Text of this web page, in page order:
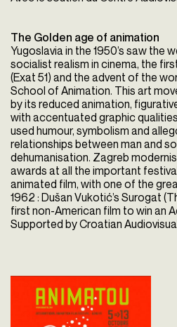
The Golden age of animation
Yugoslavia in the 1950’s saw the
socialist realism in cinema, the
(Exat 51) and the advent of the
School of Animation. This art
by its reduced animation,
with accentuated graphic
used humour, symbolism and
relationships between man and
dehumanisation. Zagreb
awards at all the important
animated film, with one of the
1962 : Dušan Vukotić’s Surogat
first non-American film to win an
Supported by Croatian